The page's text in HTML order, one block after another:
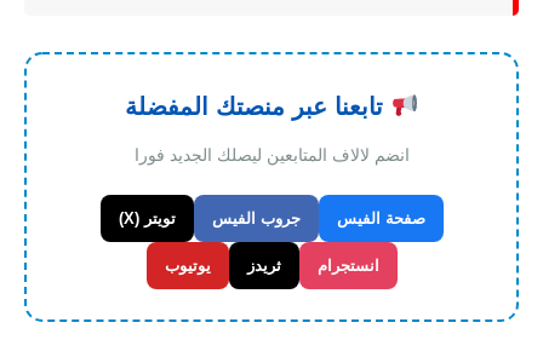
تابعنا عبر منصتك المفضلة
انضم لالاف المتابعين ليصلك الجديد فورا
صفحة الفيس جروب الفيس تويتر (X)
انستجرام ثريدز يوتيوب